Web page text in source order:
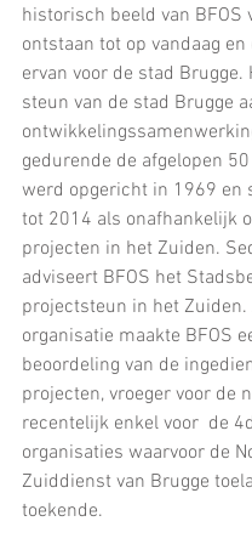
historisch beeld van BFOS
ontstaan tot op vandaag
ervan voor de stad Brugge.
steun van de stad Brugge
gedurende de afgelopen 50
werd opgericht in 1969 en
tot 2014 als onafhankelijk
projecten in het Zuiden.
adviseert BFOS het
projectsteun in het Zuiden.
organisatie maakte BFOS
beoordeling van de
projecten, vroeger voor de
recentelijk enkel voor  de
organisaties waarvoor de
Zuiddienst van Brugge
toekende.